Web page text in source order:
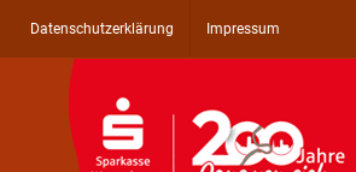
Datenschutzerklärung Impressum